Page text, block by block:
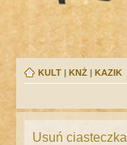
KULT | KNŻ | KAZIK
Usuń ciasteczka